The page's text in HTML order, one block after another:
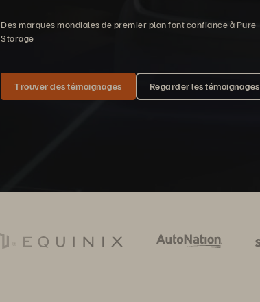
Des marques mondiales de premier plan font confiance à Pure
Storage
Trouver des témoignages Regarder les témoignages